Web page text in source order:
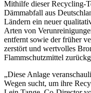
Mithilfe dieser Recycling-
Dämmabfall aus
Ländern ein neuer
Arten von
entfernt sowie der früher
zerstört und wertvolles
Flammschutzmittel
„Diese Anlage
Wegen sucht, um ihre